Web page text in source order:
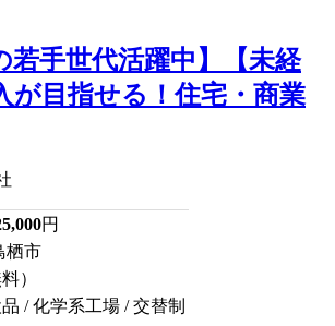
若手世代活躍中】【未経
が目指せる！住宅・商業
円
栖市
）
/ 化学系工場 / 交替制